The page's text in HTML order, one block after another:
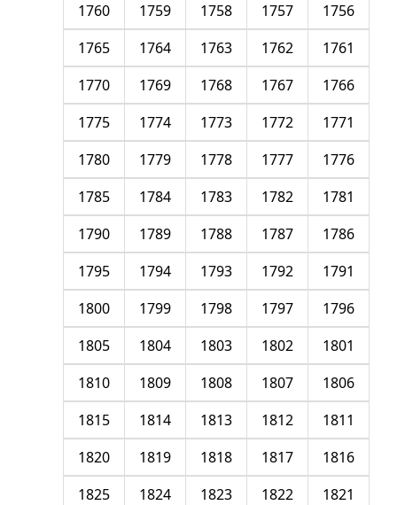
1756
1757
1758
1759
1760
1761
1762
1763
1764
1765
1766
1767
1768
1769
1770
1771
1772
1773
1774
1775
1776
1777
1778
1779
1780
1781
1782
1783
1784
1785
1786
1787
1788
1789
1790
1791
1792
1793
1794
1795
1796
1797
1798
1799
1800
1801
1802
1803
1804
1805
1806
1807
1808
1809
1810
1811
1812
1813
1814
1815
1816
1817
1818
1819
1820
1821
1822
1823
1824
1825